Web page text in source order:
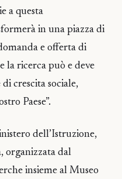
a questa
in una piazza di
e offerta di
la ricerca può e deve
crescita sociale,
Paese”.
dell’Istruzione,
organizzata dal
insieme al Museo